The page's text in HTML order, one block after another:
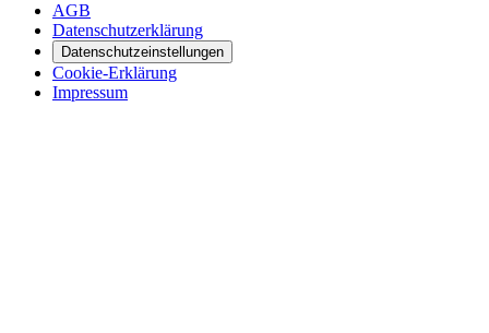
AGB
Datenschutzerklärung
Datenschutzeinstellungen
Cookie-Erklärung
Impressum